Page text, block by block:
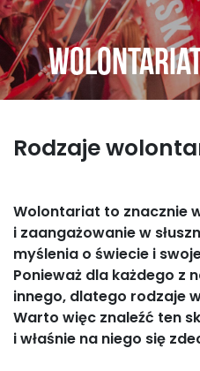
Rodzaje
Wolontariat to znacznie
i zaangażowanie w
myślenia o świecie i
Ponieważ dla każdego z
innego, dlatego rodzaje
Warto więc znaleźć ten
i właśnie na niego się